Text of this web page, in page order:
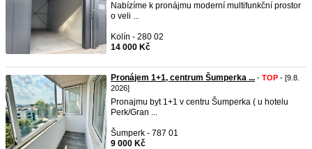
Nabízíme k pronájmu moderní multifunkční prostor
o veli ...
Kolín - 280 02
14 000 Kč
Pronájem 1+1, centrum Šumperka ... - TOP - [9.8.
2026]
Pronajmu byt 1+1 v centru Šumperka ( u hotelu
Perk/Gran ...
Šumperk - 787 01
9 000 Kč